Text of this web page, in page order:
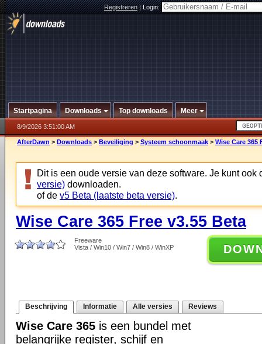
Registreren|Login:
Startpagina Downloads Top downloads Meer
8/9/2026 3:51:00 AM
AfterDawn > Downloads > Beveiliging > Systeem schoonmaak > Wise Care 365
Dit is een oude versie van deze software. Je kunt ook
versie) downloaden.
of de v5 Beta (laatste beta versie).
Wise Care 365 Free v3.55 Beta
Freeware
Vista / Win10 / Win7 / Win8 / WinXP
Beschrijving Informatie Alle versies Reviews
Wise Care 365 is een bundel met
belangrijke register, schijf en